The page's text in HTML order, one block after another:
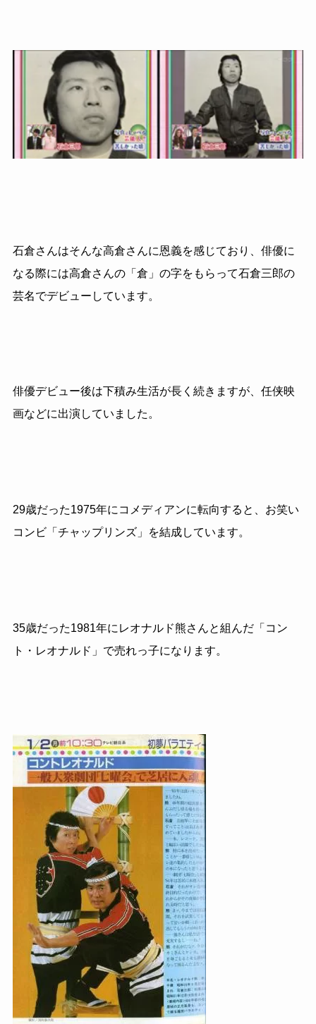
石倉さんはそんな高倉さんに恩義を感じており、俳優に
なる際には高倉さんの「倉」の字をもらって石倉三郎の
芸名でデビューしています。
俳優デビュー後は下積み生活が長く続きますが、任侠映
画などに出演していました。
29歳だった1975年にコメディアンに転向すると、お笑い
コンビ「チャップリンズ」を結成しています。
35歳だった1981年にレオナルド熊さんと組んだ「コン
ト・レオナルド」で売れっ子になります。